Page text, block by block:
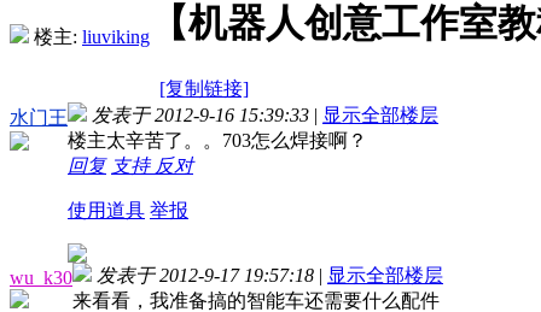
楼主: liuviking 【机器人创意工作室
[复制链接]
水门王
发表于 2012-9-16 15:39:33 | 显示全部楼层
楼主太辛苦了。。703怎么焊接啊？
回复 支持 反对
使用道具 举报
wu_k30 发表于 2012-9-17 19:57:18 | 显示全部楼层
来看看，我准备搞的智能车还需要什么配件